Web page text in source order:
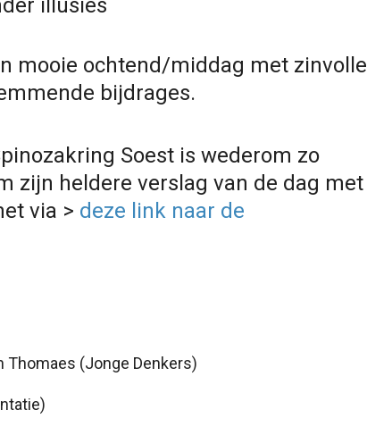
illusies
mooie ochtend/middag met zinvolle
bijdrages.
Soest is wederom zo
zijn heldere verslag van de dag met
via > deze link naar de
Thomaes (Jonge Denkers)